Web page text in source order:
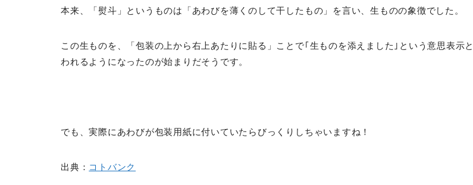
本来、「熨斗」というものは「あわびを薄くのして干したもの」を言い、生ものの象徴でした。
この生ものを、「包装の上から右上あたりに貼る」ことで｢生ものを添えました｣という意思表示
われるようになったのが始まりだそうです。
でも、実際にあわびが包装用紙に付いていたらびっくりしちゃいますね！
出典： コトバンク